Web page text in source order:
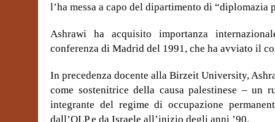
l’ha messa a capo del dipartimento di “diplomazia
Ashrawi ha acquisito importanza
conferenza di Madrid del 1991, che ha avviato il
In precedenza docente alla Birzeit University,
come sostenitrice della causa palestinese –
integrante del regime di occupazione
dall’OLP e da Israele all’inizio degli anni ’90.